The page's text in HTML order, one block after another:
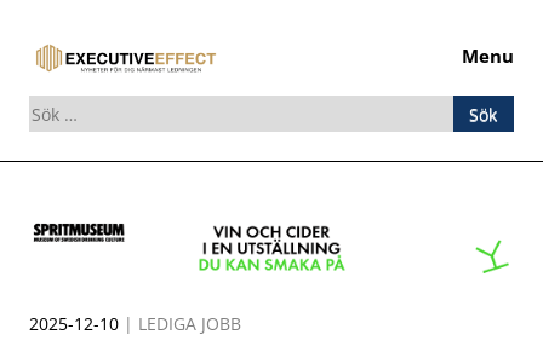
Menu
Sök
efter:
to
2025-12-10 | LEDIGA JOBB